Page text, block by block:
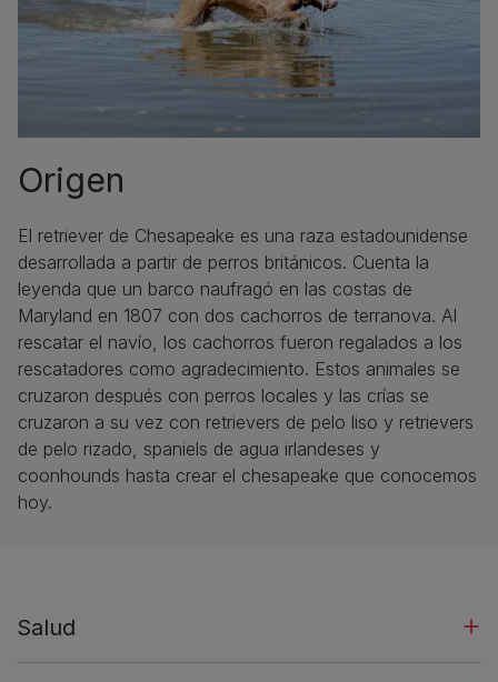
Origen
El retriever de Chesapeake es una raza estadounidense
desarrollada a partir de perros británicos. Cuenta la
leyenda que un barco naufragó en las costas de
Maryland en 1807 con dos cachorros de terranova. Al
rescatar el navío, los cachorros fueron regalados a los
rescatadores como agradecimiento. Estos animales se
cruzaron después con perros locales y las crías se
cruzaron a su vez con retrievers de pelo liso y retrievers
de pelo rizado, spaniels de agua irlandeses y
coonhounds hasta crear el chesapeake que conocemos
hoy.
Salud